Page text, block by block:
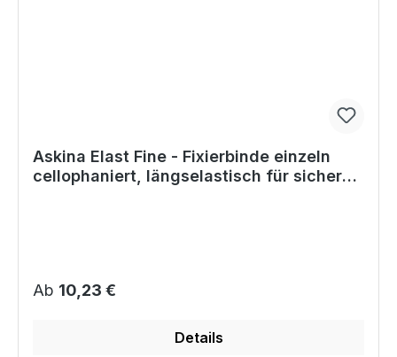
Askina Elast Fine - Fixierbinde einzeln
cellophaniert, längselastisch für sicheren
Regulärer Preis:
Ab 10,23 €
Details